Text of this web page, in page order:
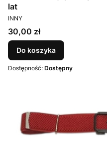
lat
PRODUCENT
INNY
Cena
30,00 zł
Do koszyka
Dostępność: Dostępny